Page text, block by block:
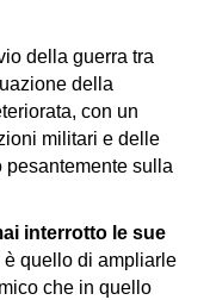
della guerra tra
della
con un
militari e delle
sulla
interrotto le sue
è quello di ampliarle
che in quello